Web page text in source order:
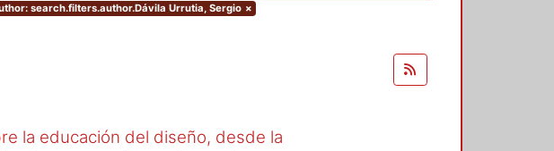
search.filters.author.Dávila Urrutia, Sergio ×
la educación del diseño, desde la